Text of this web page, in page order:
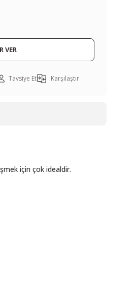
VER
Tavsiye Et Karşılaştır
için çok idealdir.